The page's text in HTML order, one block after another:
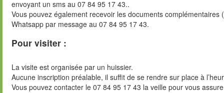
envoyant un sms au 07 84 95 17 43..
Vous pouvez également recevoir les documents
Whatsapp par message au 07 84 95 17 43.
Pour visiter :
La visite est organisée par un huissier.
Aucune inscription préalable, il suffit de se rendre sur place à
Vous pouvez contacter le 07 84 95 17 43 la veille pour vous